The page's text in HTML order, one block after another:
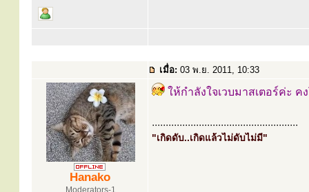
เมื่อ: 03 พ.ย. 2011, 10:33
Hanako
Moderators-1
ให้กำลังใจเวบมาสเตอร์ค่ะ
.....................................................
"เกิดดับ..เกิดแล้วไม่ดับไม่มี"